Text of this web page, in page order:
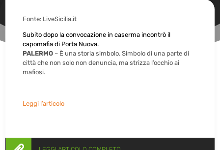
Fonte: LiveSicilia.it
Subito dopo la convocazione in caserma incontrò il
capomafia di Porta Nuova.
PALERMO – È una storia simbolo. Simbolo di una parte di
città che non solo non denuncia, ma strizza l’occhio ai
mafiosi.
Leggi l’articolo